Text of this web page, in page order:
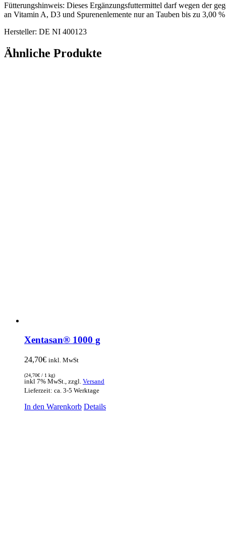
Fütterungshinweis: Dieses Ergänzungsfuttermittel darf wegen der
an Vitamin A, D3 und Spurenenlemente nur an Tauben bis zu 3,00
Hersteller: DE NI 400123
Ähnliche Produkte
Xentasan® 1000 g
24,70€ inkl. MwSt
(24,70€ / 1 kg)
inkl 7% MwSt., zzgl. Versand
Lieferzeit: ca. 3-5 Werktage
In den Warenkorb Details